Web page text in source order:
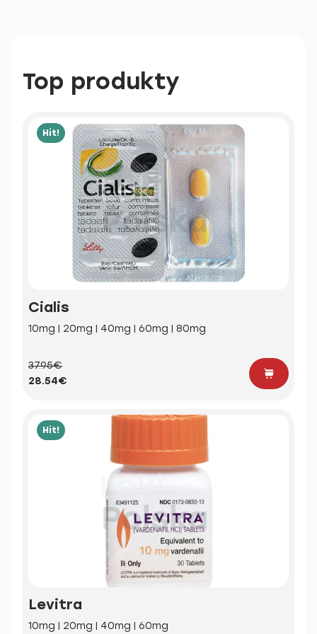
Top produkty
Hit!
Cialis
10mg | 20mg | 40mg | 60mg | 80mg
37.95€
28.54€
Hit!
Levitra
10mg | 20mg | 40mg | 60mg